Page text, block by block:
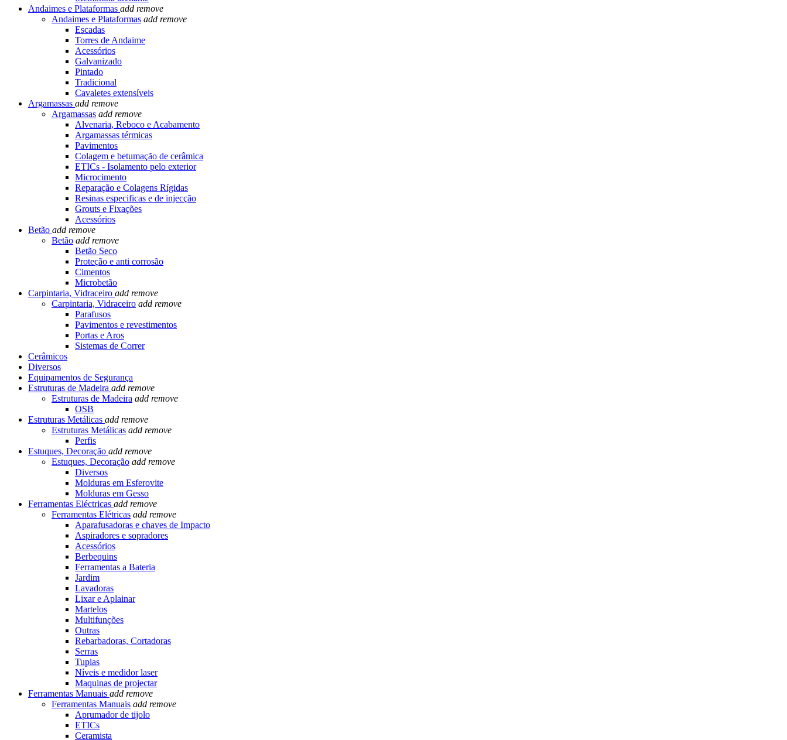
Andaimes e Plataformas add remove
Andaimes e Plataformas add remove
Escadas
Torres de Andaime
Acessórios
Galvanizado
Pintado
Tradicional
Cavaletes extensíveis
Argamassas add remove
Argamassas add remove
Alvenaria, Reboco e Acabamento
Argamassas térmicas
Pavimentos
Colagem e betumação de cerâmica
ETICs - Isolamento pelo exterior
Microcimento
Reparação e Colagens Rígidas
Resinas especificas e de injecção
Grouts e Fixações
Acessórios
Betão add remove
Betão add remove
Betão Seco
Proteção e anti corrosão
Cimentos
Microbetão
Carpintaria, Vidraceiro add remove
Carpintaria, Vidraceiro add remove
Parafusos
Pavimentos e revestimentos
Portas e Aros
Sistemas de Correr
Cerâmicos
Diversos
Equipamentos de Segurança
Estruturas de Madeira add remove
Estruturas de Madeira add remove
OSB
Estruturas Metálicas add remove
Estruturas Metálicas add remove
Perfis
Estuques, Decoração add remove
Estuques, Decoração add remove
Diversos
Molduras em Esferovite
Molduras em Gesso
Ferramentas Eléctricas add remove
Ferramentas Elétricas add remove
Aparafusadoras e chaves de Impacto
Aspiradores e sopradores
Acessórios
Berbequins
Ferramentas a Bateria
Jardim
Lavadoras
Lixar e Aplainar
Martelos
Multifunções
Outras
Rebarbadoras, Cortadoras
Serras
Tupias
Níveis e medidor laser
Maquinas de projectar
Ferramentas Manuais add remove
Ferramentas Manuais add remove
Aprumador de tijolo
ETICs
Ceramista